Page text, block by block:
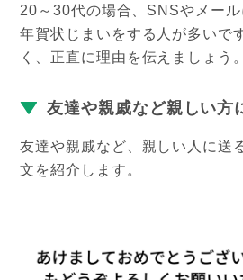
20～30代の場合、SNSやメー
年賀状じまいをする人が多いで
く、正直に理由を伝えましょう。
友達や親戚など親しい方
友達や親戚など、親しい人に送
文を紹介します。